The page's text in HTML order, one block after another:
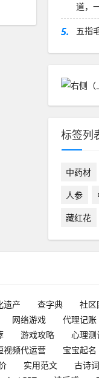
道，
5. 五指
标签列
中药材
人参
藏红花
遗产 查字典 社区
网络游戏 代理记账
游戏攻略 心理测
视频代运营 宝宝起名
实用范文 古诗词